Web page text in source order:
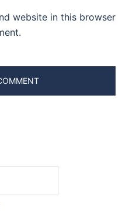
website in this browser